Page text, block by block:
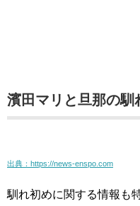
濱田マリと旦那の馴
出典：https://news-enspo.com
馴れ初めに関する情報も